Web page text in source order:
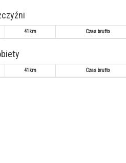
41km Czas brutto
41km Czas brutto